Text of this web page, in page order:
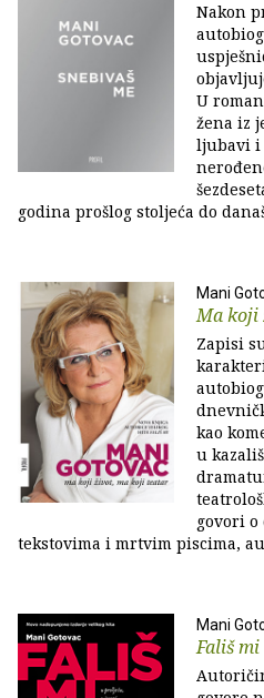
Nakon
U
žena iz
ljubavi i
godina prošlog stoljeća do
Mani
Ma koji
Zapisi
kao
u
govori
tekstovima i mrtvim piscima,
Mani
Fališ mi